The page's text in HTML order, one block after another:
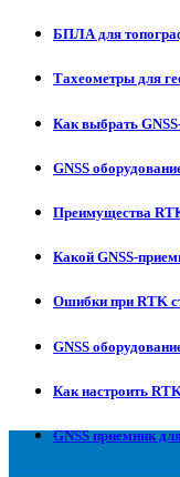
БПЛА для
Тахеометры для
Как выбрать
GNSS
Преимущества
Какой GNSS-
Ошибки при RTK
GNSS
Как настроить
GNSS приемник